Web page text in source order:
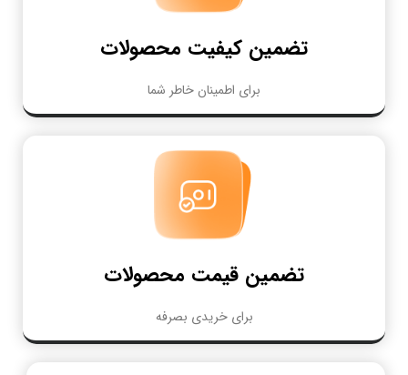
تضمین کیفیت محصولات
برای اطمینان خاطر شما
تضمین قیمت محصولات
برای خریدی بصرفه